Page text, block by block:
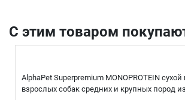
С этим товаром
AlphaPet Superpremium MONOPROTEIN
взрослых собак средних и крупных пород